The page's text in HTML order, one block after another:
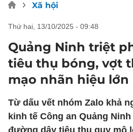
Xã hội
thứ hai, 13/10/2025 - 09:48
Quảng Ninh triệt
tiêu thụ bóng, vợt
mạo nhãn hiệu lớn
Từ dấu vết nhóm Zalo khả
kinh tế Công an Quảng
đường dây tiêu thụ quy mô